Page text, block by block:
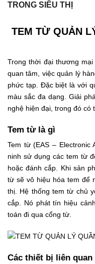
TRONG SIÊU THỊ
TEM TỪ QUẢN
Trong thời đại thương
quan tâm, việc quản lý
phức tạp. Đặc biệt là với
màu sắc đa dạng. Giải
nghệ hiện đại, trong đó có
Tem từ là gì
Tem từ (EAS – Electronic
ninh sử dụng các tem từ
hoặc đánh cắp. Khi sản
từ sẽ vô hiệu hóa tem để
thị. Hệ thống tem từ chủ
cắp. Nó phát tín hiệu
toán đi qua cổng từ.
Các thiết bị liên quan